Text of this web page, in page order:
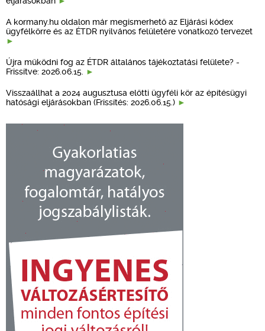
A kormany.hu oldalon már megismerhető az Eljárási kódex
ügyfélkörre és az ÉTDR nyilvános felületére vonatkozó tervezet
Újra működni fog az ÉTDR általános tájékoztatási felülete? -
Frissítve: 2026.06.15.
Visszaállhat a 2024 augusztusa előtti ügyféli kör az építésügyi
hatósági eljárásokban (Frissítés: 2026.06.15.)